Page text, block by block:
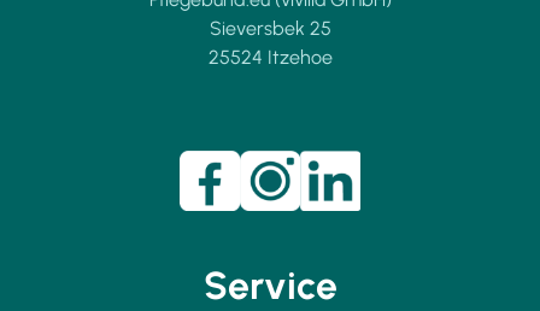
Sieversbek 25
25524 Itzehoe
Service